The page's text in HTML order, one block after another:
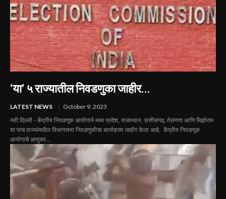
‘या’ ५ राज्यातील निवडणुका जाहीर…
LATEST NEWS October 9, 2023
नवी दिल्ली - केंद्रीय निवडणूक आयोगाने मध्य प्रदेश, राजस्थान, छत्तीसगढ, तेलंगणा आणि मिझोराम
या पाच राज्यांमधील विधानसभा निवडणुकीचा कार्यक्रम जाहीर केला आहे. केंद्रीय निवडणूक
आयोगाचे आयुक्त...